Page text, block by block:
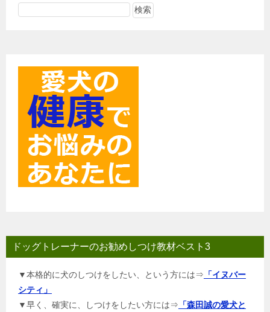
ドッグトレーナーのお勧めしつけ教材ベスト3
▼本格的に犬のしつけをしたい、という方には⇒ 「イヌバー
シティ」
▼早く、確実に、しつけをしたい方には⇒ 「森田誠の愛犬と